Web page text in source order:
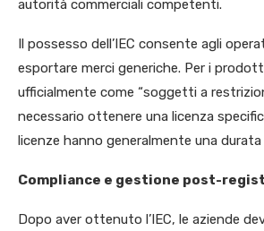
autorità commerciali competenti.
Il possesso dell’IEC consente agli
esportare merci generiche. Per i
ufficialmente come “soggetti a
necessario ottenere una licenza
licenze hanno generalmente una
Compliance e gestione post-
Dopo aver ottenuto l’IEC, le aziende